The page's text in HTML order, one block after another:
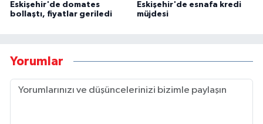
Eskişehir'de domates
bollaştı, fiyatlar geriledi
Eskişehir'de esnafa kredi
müjdesi
Yorumlar